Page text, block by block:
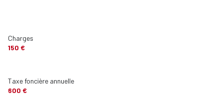
Charges
150 €
Taxe foncière annuelle
600 €